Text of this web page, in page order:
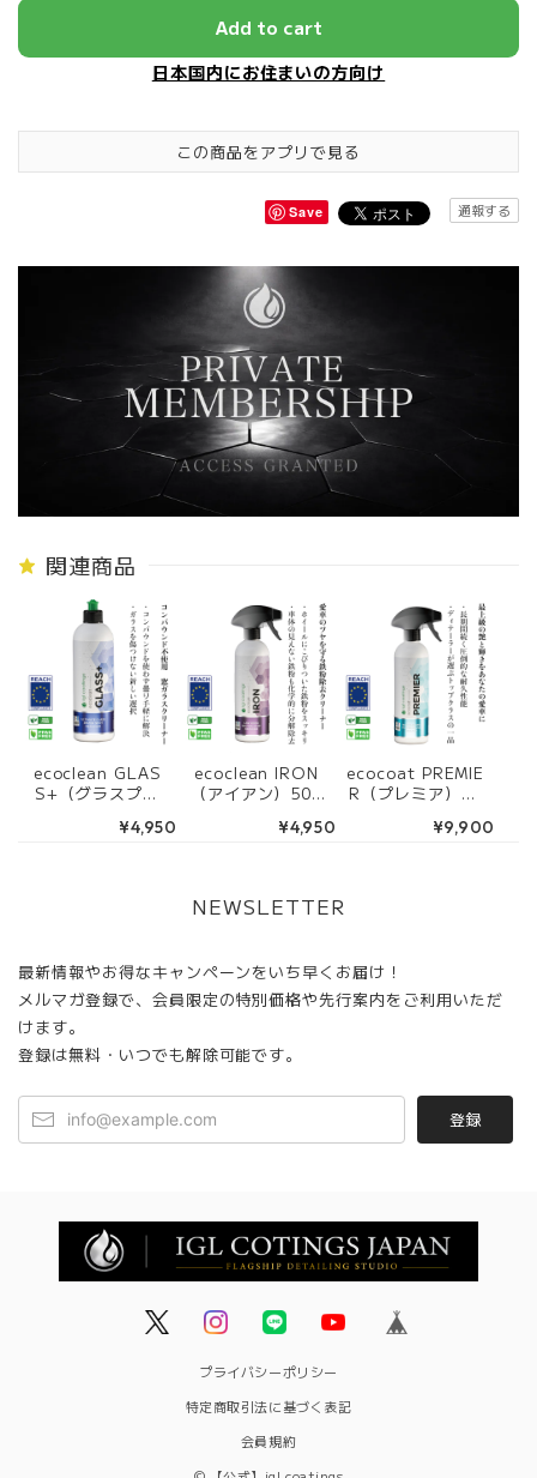
Add to cart
日本国内にお住まいの方向け
この商品をアプリで見る
Save 通報する
関連商品
ecoclean GLAS
S+（グラスプラ
¥4,950
ecoclean IRON
（アイアン）500
¥4,950
ecocoat PREMIE
R（プレミア）50
¥9,900
NEWSLETTER
最新情報やお得なキャンペーンをいち早くお届け！
メルマガ登録で、会員限定の特別価格や先行案内をご利用いただ
けます。
登録は無料・いつでも解除可能です。
登録
プライバシーポリシー
特定商取引法に基づく表記
会員規約